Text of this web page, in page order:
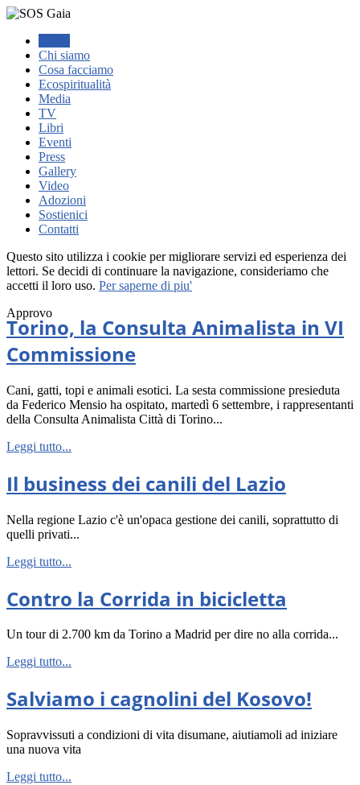
Chi siamo
Cosa facciamo
Ecospiritualità
Media
TV
Libri
Eventi
Press
Gallery
Video
Adozioni
Sostienici
Contatti
Questo sito utilizza i cookie per migliorare servizi ed esperienza dei
lettori. Se decidi di continuare la navigazione, consideriamo che
accetti il loro uso. Per saperne di piu'
Approvo
Torino, la Consulta Animalista in VI
Commissione
Cani, gatti, topi e animali esotici. La sesta commissione presieduta
da Federico Mensio ha ospitato, martedì 6 settembre, i rappresentanti
della Consulta Animalista Città di Torino...
Leggi tutto...
Il business dei canili del Lazio
Nella regione Lazio c'è un'opaca gestione dei canili, soprattutto di
quelli privati...
Leggi tutto...
Contro la Corrida in bicicletta
Un tour di 2.700 km da Torino a Madrid per dire no alla corrida...
Leggi tutto...
Salviamo i cagnolini del Kosovo!
Sopravvissuti a condizioni di vita disumane, aiutiamoli ad iniziare
una nuova vita
Leggi tutto...